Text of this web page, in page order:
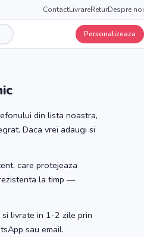
ContactLivrareReturDespre noi
Personalizeaza
din lista noastra,
Daca vrei adaugi si
care protejeaza
la timp —
livrate in 1-2 zile prin
sau email.